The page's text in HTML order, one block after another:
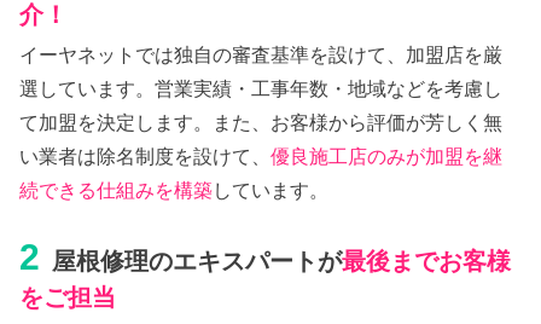
介！
イーヤネットでは独自の審査基準を設けて、加盟店を厳
選しています。営業実績・工事年数・地域などを考慮し
て加盟を決定します。また、お客様から評価が芳しく無
い業者は除名制度を設けて、優良施工店のみが加盟を継
続できる仕組みを構築しています。
2 屋根修理のエキスパートが最後までお客様
をご担当